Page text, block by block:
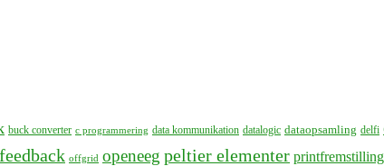
buck converter c programmering data kommunikation datalogic dataopsamling delfi
offgrid openeeg peltier elementer printfremstilling